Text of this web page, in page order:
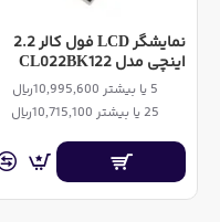
نمایشگر LCD فول کالر 2.2
اینچی مدل CL022BK122
5 یا بیشتر 10,995,600ریال
25 یا بیشتر 10,715,100ریال